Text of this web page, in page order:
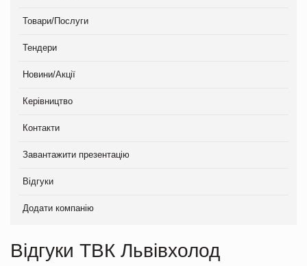
Товари/Послуги
Тендери
Новини/Акції
Керівництво
Контакти
Завантажити презентацію
Відгуки
Додати компанію
Відгуки ТВК Львівхолод